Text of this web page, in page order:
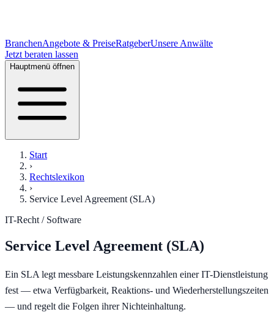
BranchenAngebote & PreiseRatgeberUnsere Anwälte
Jetzt beraten lassen
Hauptmenü öffnen
Start
›
Rechtslexikon
›
Service Level Agreement (SLA)
IT-Recht / Software
Service Level Agreement (SLA)
Ein SLA legt messbare Leistungskennzahlen einer IT-Dienstleistung
fest — etwa Verfügbarkeit, Reaktions- und Wiederherstellungszeiten
— und regelt die Folgen ihrer Nichteinhaltung.